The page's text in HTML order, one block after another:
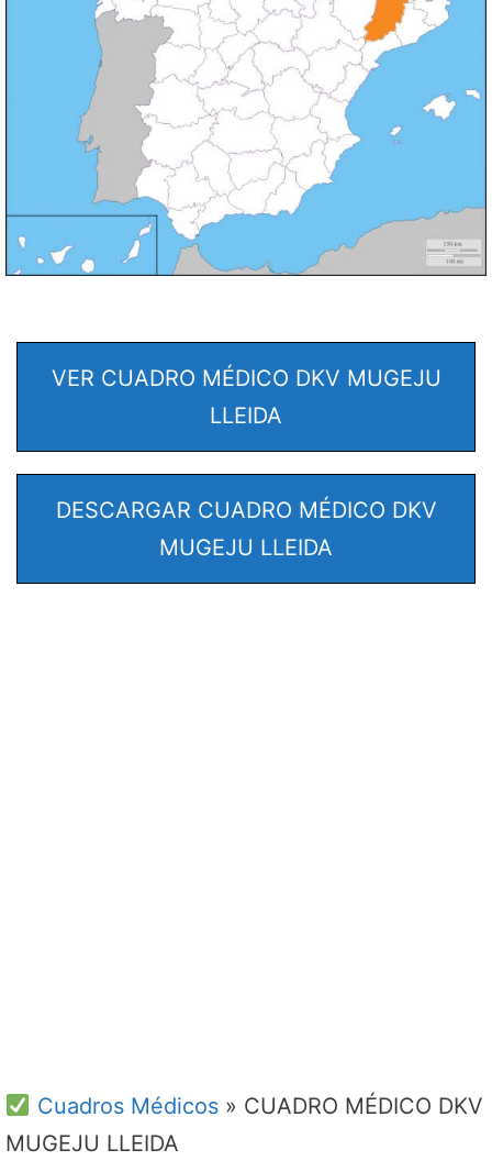
VER CUADRO MÉDICO DKV MUGEJU
LLEIDA
DESCARGAR CUADRO MÉDICO DKV
MUGEJU LLEIDA
Cuadros Médicos» CUADRO MÉDICO DKV
MUGEJU LLEIDA